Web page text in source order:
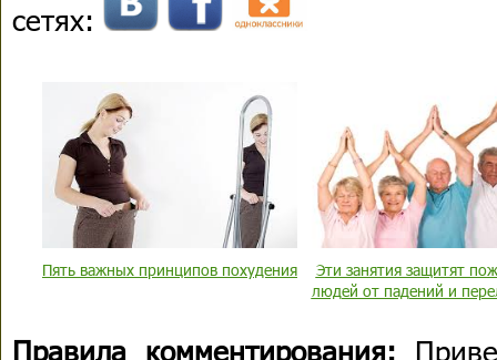
сетях:
Пять важных принципов похудения
Эти занятия защитят
людей от падений и
Правила комментирования: